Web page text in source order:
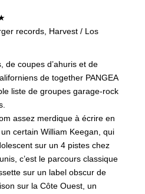
records, Harvest / Los
de coupes d’ahuris et de
de together PANGEA
liste de groupes garage-rock
assez merdique à écrire en
certain William Keegan, qui
sur un 4 pistes chez
c’est le parcours classique
sur un label obscur de
sur la Côte Ouest, un